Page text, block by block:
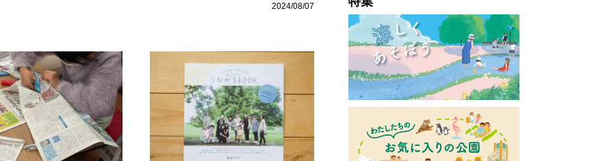
2024/08/07